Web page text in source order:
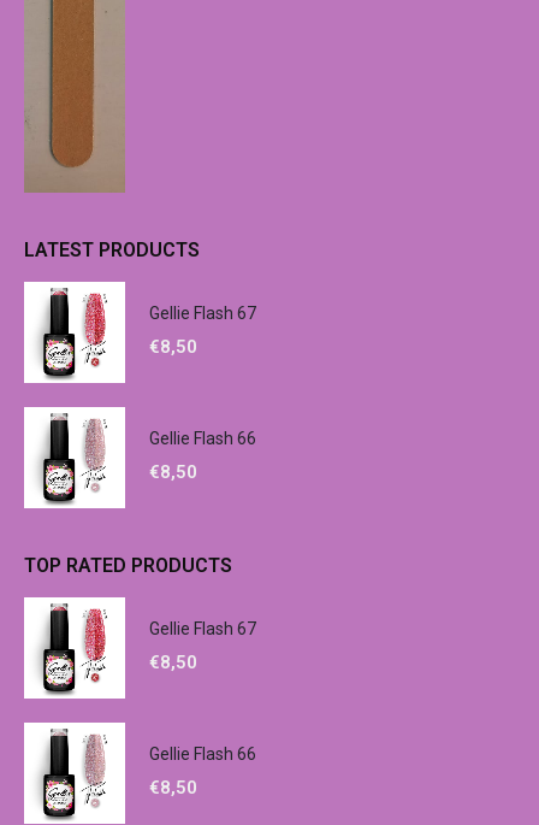
LATEST PRODUCTS
Gellie Flash 67
€8,50
Gellie Flash 66
€8,50
TOP RATED PRODUCTS
Gellie Flash 67
€8,50
Gellie Flash 66
€8,50